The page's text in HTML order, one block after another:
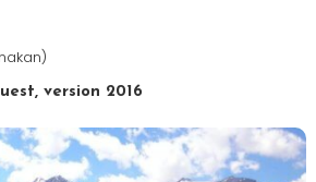
version 2016